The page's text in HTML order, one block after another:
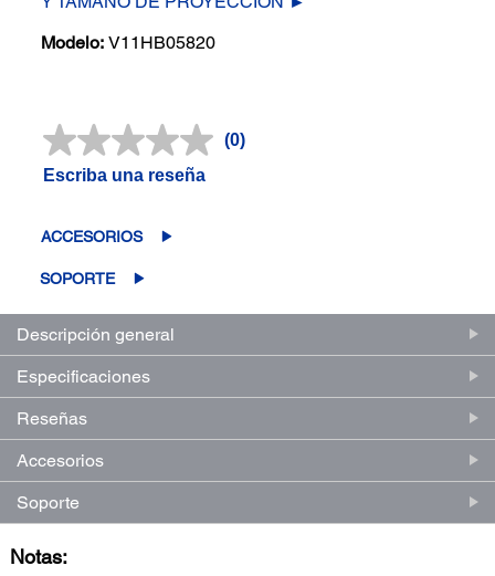
Modelo: V11HB05820
Sin
(0)
Escriba una reseña
ACCESORIOS
SOPORTE
Descripción general
Especificaciones
Reseñas
Accesorios
Soporte
Notas: